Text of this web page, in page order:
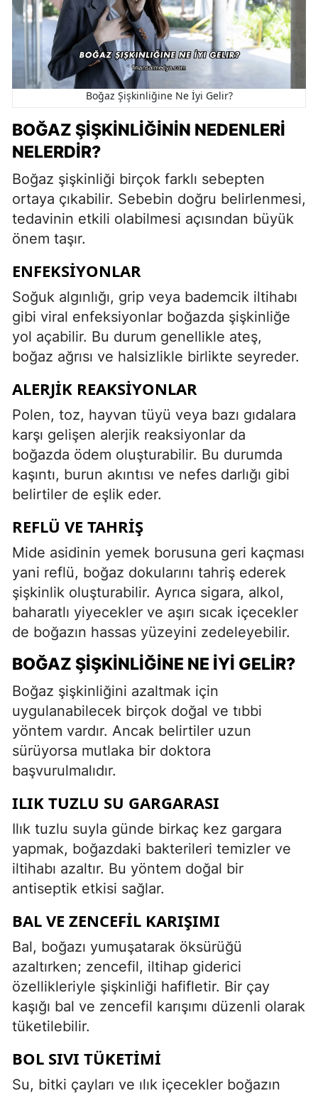
Boğaz Şişkinliğine Ne İyi Gelir?
BOĞAZ ŞIŞKINLIĞININ NEDENLERI
NELERDIR?
Boğaz şişkinliği birçok farklı sebepten
ortaya çıkabilir. Sebebin doğru belirlenmesi,
tedavinin etkili olabilmesi açısından büyük
önem taşır.
ENFEKSIYONLAR
Soğuk algınlığı, grip veya bademcik iltihabı
gibi viral enfeksiyonlar boğazda şişkinliğe
yol açabilir. Bu durum genellikle ateş,
boğaz ağrısı ve halsizlikle birlikte seyreder.
ALERJIK REAKSIYONLAR
Polen, toz, hayvan tüyü veya bazı gıdalara
karşı gelişen alerjik reaksiyonlar da
boğazda ödem oluşturabilir. Bu durumda
kaşıntı, burun akıntısı ve nefes darlığı gibi
belirtiler de eşlik eder.
REFLÜ VE TAHRIŞ
Mide asidinin yemek borusuna geri kaçması
yani reflü, boğaz dokularını tahriş ederek
şişkinlik oluşturabilir. Ayrıca sigara, alkol,
baharatlı yiyecekler ve aşırı sıcak içecekler
de boğazın hassas yüzeyini zedeleyebilir.
BOĞAZ ŞIŞKINLIĞINE NE İYI GELIR?
Boğaz şişkinliğini azaltmak için
uygulanabilecek birçok doğal ve tıbbi
yöntem vardır. Ancak belirtiler uzun
sürüyorsa mutlaka bir doktora
başvurulmalıdır.
ILIK TUZLU SU GARGARASI
Ilık tuzlu suyla günde birkaç kez gargara
yapmak, boğazdaki bakterileri temizler ve
iltihabı azaltır. Bu yöntem doğal bir
antiseptik etkisi sağlar.
BAL VE ZENCEFIL KARIŞIMI
Bal, boğazı yumuşatarak öksürüğü
azaltırken; zencefil, iltihap giderici
özellikleriyle şişkinliği hafifletir. Bir çay
kaşığı bal ve zencefil karışımı düzenli olarak
tüketilebilir.
BOL SIVI TÜKETIMI
Su, bitki çayları ve ılık içecekler boğazın